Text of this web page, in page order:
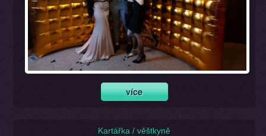
Kartářka / věštkyně